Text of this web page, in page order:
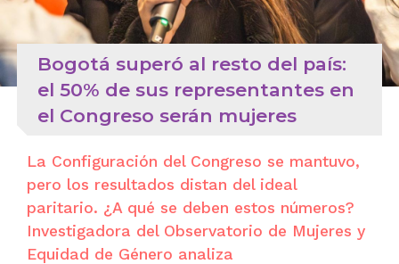
Bogotá superó al resto del país:
el 50% de sus representantes en
el Congreso serán mujeres
La Configuración del Congreso se mantuvo,
pero los resultados distan del ideal
paritario. ¿A qué se deben estos números?
Investigadora del Observatorio de Mujeres y
Equidad de Género analiza